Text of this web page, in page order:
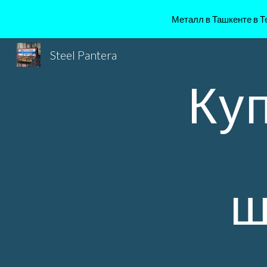
Металл в Ташкенте в
Steel Pantera